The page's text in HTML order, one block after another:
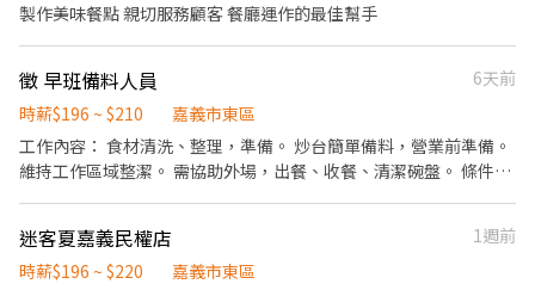
製作美味餐點 親切服務顧客 餐廳運作的最佳幫手
徵 早班備料人員
6天前
時薪$196 ~ $210
嘉義市東區
工作內容： 食材清洗、整理，準備。 炒台簡單備料，營業前準備。
維持工作區域整潔。 需協助外場，出餐、收餐、清潔碗盤。 條件希
期穩定。 排班制，每周排班3天。
迷客夏嘉義民權店
1週前
時薪$196 ~ $220
嘉義市東區